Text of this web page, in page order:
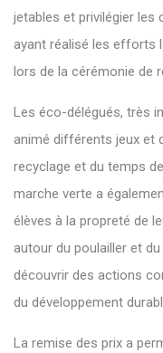
jetables et privilégier les
ayant réalisé les efforts
lors de la cérémonie de
Les éco-délégués, très
animé différents jeux et
recyclage et du temps
marche verte a
élèves à la propreté de
autour du poulailler et
découvrir des actions
du développement
La remise des prix a